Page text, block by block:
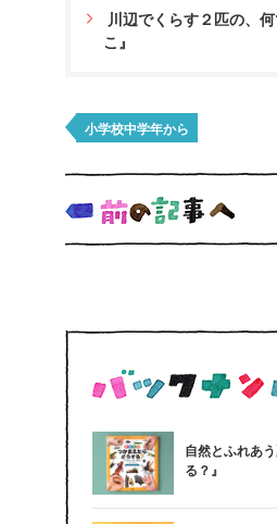
川辺でくらす２匹の、
こ』
小学校中学年から
自然とふれあ
る？』